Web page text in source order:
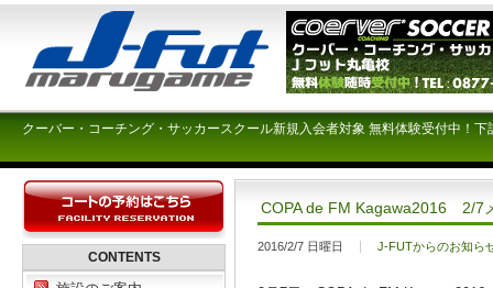
クーバー・コーチング・サッカースクール新規入会者対象 無料体験受付中！
COPA de FM Kagawa2016 2/7
2016/2/7 日曜日 J-FUTからのお知ら
CONTENTS